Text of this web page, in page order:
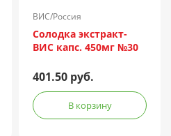
ВИС/Россия
Солодка экстракт-
ВИС капс. 450мг №30
401.50 руб.
В корзину